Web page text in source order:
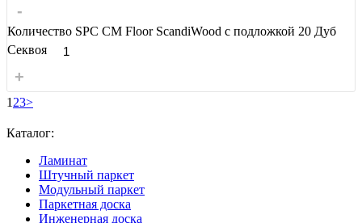
-
Количество SPC CM Floor ScandiWood с подложкой 20 Дуб
Секвоя
+
1 23>
Каталог:
Ламинат
Штучный паркет
Модульный паркет
Паркетная доска
Инженерная доска